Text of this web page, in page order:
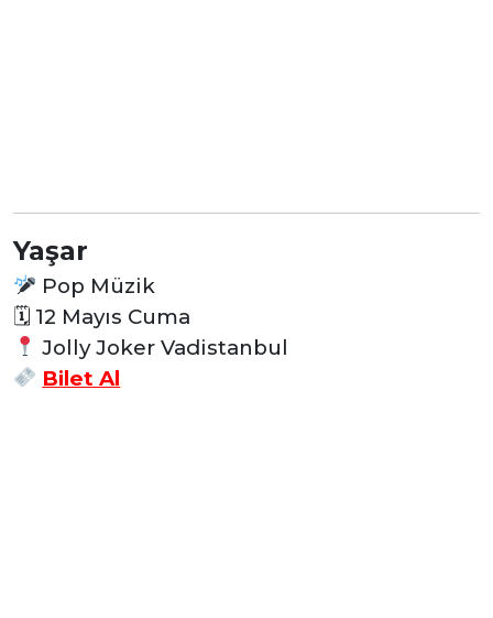
Yaşar
Pop Müzik
🗓 12 Mayıs Cuma
Jolly Joker Vadistanbul
Bilet Al